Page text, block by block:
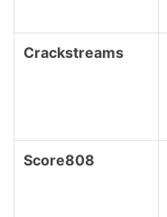
Crackstreams
Score808